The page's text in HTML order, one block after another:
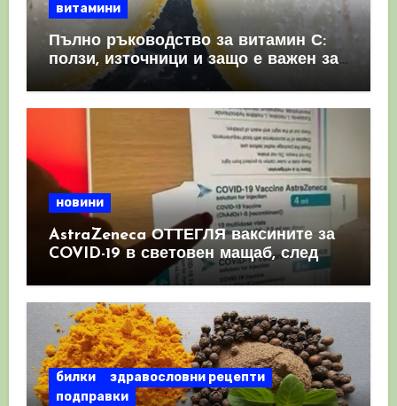
витамини
Пълно ръководство за витамин С:
ползи, източници и защо е важен за
имунната система
новини
AstraZeneca ОТТЕГЛЯ ваксините за
COVID-19 в световен мащаб, след
като призна, че те причиняват
билки
здравословни рецепти
подправки